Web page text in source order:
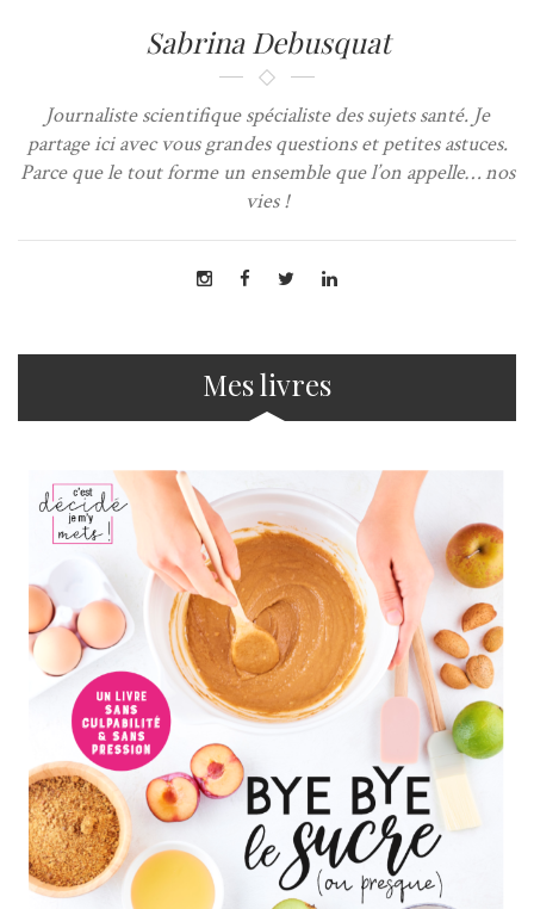
Sabrina Debusquat
Journaliste scientifique spécialiste des sujets santé. Je
partage ici avec vous grandes questions et petites astuces.
Parce que le tout forme un ensemble que l’on appelle… nos
vies !
Mes livres